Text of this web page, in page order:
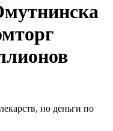
но деньги по